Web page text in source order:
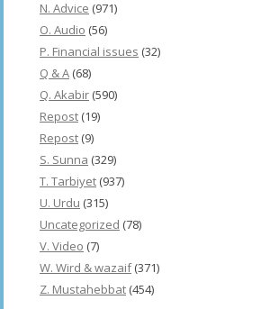
N. Advice (971)
O. Audio (56)
P. Financial issues (32)
Q & A (68)
Q. Akabir (590)
Repost (19)
Repost (9)
S. Sunna (329)
T. Tarbiyet (937)
U. Urdu (315)
Uncategorized (78)
V. Video (7)
W. Wird & wazaif(371)
Z. Mustahebbat (454)